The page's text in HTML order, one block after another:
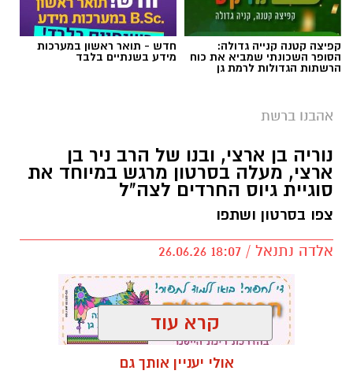
אהבנו ברשת
נוריה בן ארצי, ובנו של הרב ניר בן
סוגיית גיוס החרדים לצה"ל
אלדה נתנאל / 18:07 26.06.26
נוריה בן ארצי
קרא עוד
אולי יעניין אותך גם